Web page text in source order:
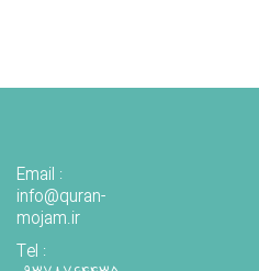
Email :
info@quran-
mojam.ir
Tel :